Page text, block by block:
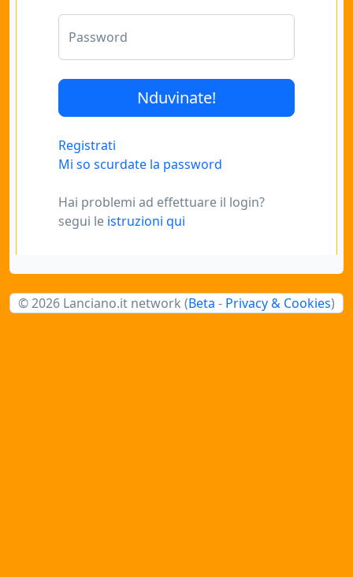
Password
Registrati
Mi so scurdate la password
Hai problemi ad effettuare il login?
segui le istruzioni qui
© 2026 Lanciano.it network (Beta - Privacy & Cookies)